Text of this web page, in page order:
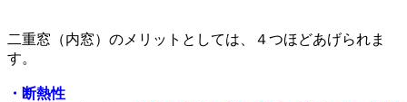
二重窓（内窓）のメリットとしては、４つほどあげられま
す。
・断熱性